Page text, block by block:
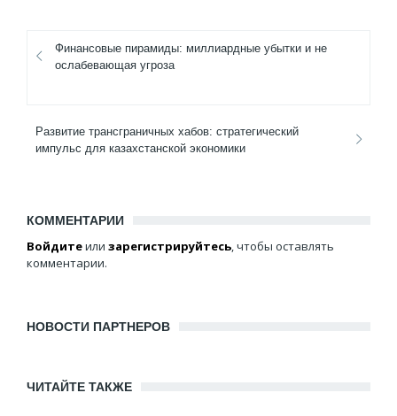
Финансовые пирамиды: миллиардные убытки и не
ослабевающая угроза
Развитие трансграничных хабов: стратегический
импульс для казахстанской экономики
КОММЕНТАРИИ
Войдитеили зарегистрируйтесь, чтобы оставлять
комментарии.
НОВОСТИ ПАРТНЕРОВ
ЧИТАЙТЕ ТАКЖЕ